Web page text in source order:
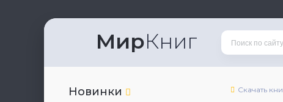
МирКниг
Новинки
Скачать